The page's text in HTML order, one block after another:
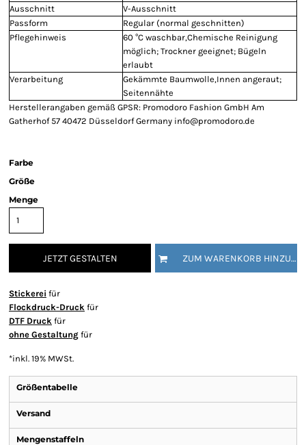
Ausschnitt
V-Ausschnitt
Passform
Regular (normal geschnitten)
Pflegehinweis
60 °C waschbar,Chemische Reinigung
möglich; Trockner geeignet; Bügeln
erlaubt
Verarbeitung
Gekämmte Baumwolle,Innen angeraut;
Seitennähte
Herstellerangaben gemäß GPSR: Promodoro Fashion GmbH Am
Gatherhof 57 40472 Düsseldorf Germany info@promodoro.de
Farbe
Größe
Menge
JETZT GESTALTEN ZUM WARENKORB HINZUFÜGEN
Stickerei für
Flockdruck-Druck für
DTF Druck für
ohne Gestaltung für
*inkl. 19% MWSt.
Größentabelle
Versand
Mengenstaffeln